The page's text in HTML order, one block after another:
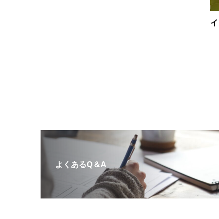
よくあるQ＆A